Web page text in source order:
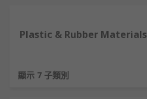
Plastic & Rubber Materials
顯示 7 子類別